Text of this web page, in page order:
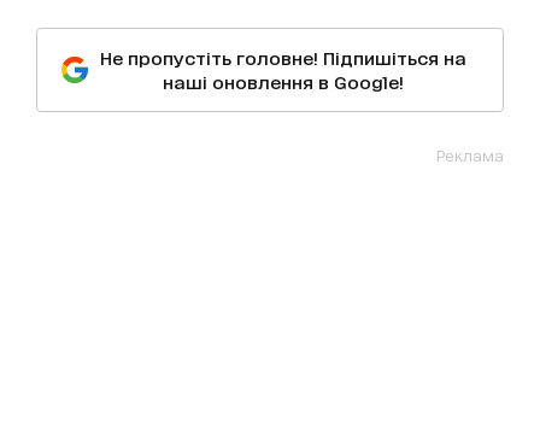
Не пропустіть головне! Підпишіться на
наші оновлення в Google!
Реклама